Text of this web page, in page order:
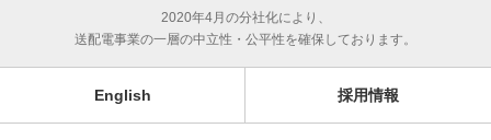
2020年4月の分社化により、
送配電事業の一層の中立性・公平性を確保しております。
English 採用情報